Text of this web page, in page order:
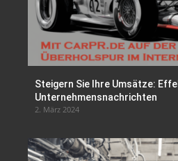
Steigern Sie Ihre Umsätze:
Unternehmensnachrichten
2. März 2024